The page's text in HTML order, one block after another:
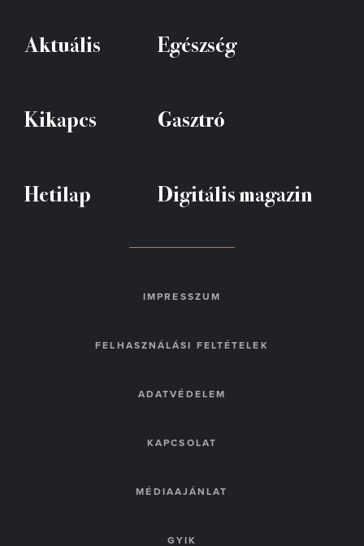
Aktuális Egészség
Kikapcs Gasztró
Hetilap Digitális magazin
IMPRESSZUM
FELHASZNÁLÁSI FELTÉTELEK
ADATVÉDELEM
KAPCSOLAT
MÉDIAAJÁNLAT
GYIK